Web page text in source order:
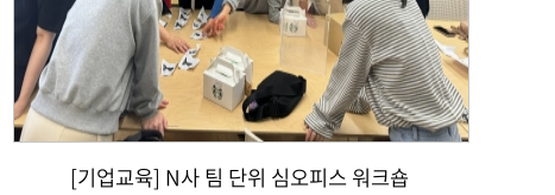
[기업교육] N사 팀 단위 심오피스 워크숍